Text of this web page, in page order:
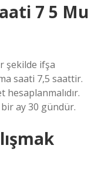
7 5 Mu
şekilde ifşa
saati 7,5 saattir.
ay 30 gündür.